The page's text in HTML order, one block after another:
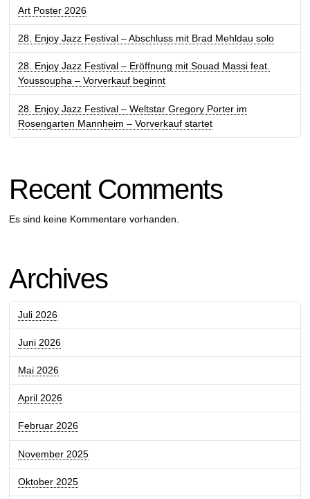
Art Poster 2026
28. Enjoy Jazz Festival – Abschluss mit Brad Mehldau solo
28. Enjoy Jazz Festival – Eröffnung mit Souad Massi feat.
Youssoupha – Vorverkauf beginnt
28. Enjoy Jazz Festival – Weltstar Gregory Porter im
Rosengarten Mannheim – Vorverkauf startet
Recent Comments
Es sind keine Kommentare vorhanden.
Archives
Juli 2026
Juni 2026
Mai 2026
April 2026
Februar 2026
November 2025
Oktober 2025